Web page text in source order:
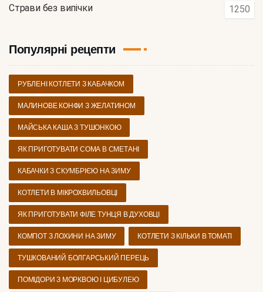
Страви без випічки 1250
Популярні рецепти
РУБЛЕНІ КОТЛЕТИ З КАБАЧКОМ
МАЛИНОВЕ КОНФИ З ЖЕЛАТИНОМ
МАЙСЬКА КАША З ТУШОНКОЮ
ЯК ПРИГОТУВАТИ СОМА В СМЕТАНІ
КАБАЧКИ З СКУМБРІЄЮ НА ЗИМУ
КОТЛЕТИ В МІКРОХВИЛЬОВЦІ
ЯК ПРИГОТУВАТИ ФІЛЕ ТУНЦЯ В ДУХОВЦІ
КОМПОТ З ЛОХИНИ НА ЗИМУ КОТЛЕТИ З КІЛЬКИ В ТОМАТІ
ТУШКОВАНИЙ БОЛГАРСЬКИЙ ПЕРЕЦЬ
ПОМІДОРИ З МОРКВОЮ І ЦИБУЛЕЮ